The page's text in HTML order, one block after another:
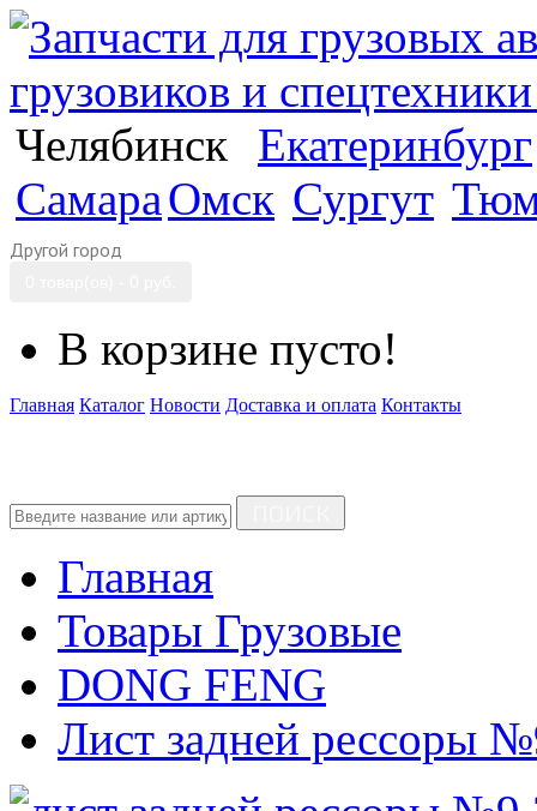
Челябинск
Екатеринбург
СамараОмск Сургут
Другой город
В корзине пусто!
Главная Каталог Новости Доставка и оплата Контакты
Главная
Товары Грузовые
DONG FENG
Лист задней рессоры